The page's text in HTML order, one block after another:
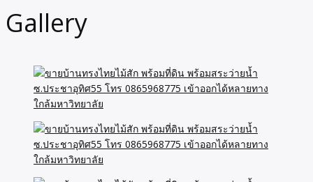
Gallery